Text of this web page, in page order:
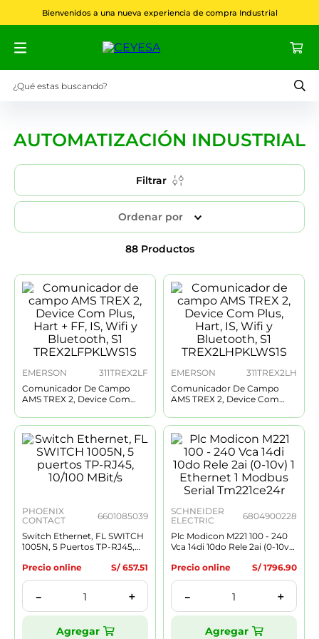
Bienvenidos a una nueva experiencia de compra Industrial
AUTOMATIZACIÓN INDUSTRIAL
Filtrar
Ordenar por
88 Productos
EMERSON
311TREX2LF
Comunicador De Campo
AMS TREX 2, Device Com
Bluetooth, S1
TREX2LFPKLWS1S
EMERSON
311TREX2LH
Comunicador De Campo
AMS TREX 2, Device Com
Bluetooth, S1
TREX2LHPKLWS1S
PHOENIX
CONTACT
6601085039
Switch Ethernet, FL SWITCH
1005N, 5 Puertos TP-RJ45,
Precio online
S/ 657.51
＋
－
Agregar
SCHNEIDER
ELECTRIC
6804900228
Plc Modicon M221 100 - 240
Vca 14di 10do Rele 2ai (0-10v) 1
Tm221ce24r
Precio online S/ 1796.90
＋
－
Agregar
1.
phoenix contact
2.
acti9
7
e8 pro
ups
ledvance